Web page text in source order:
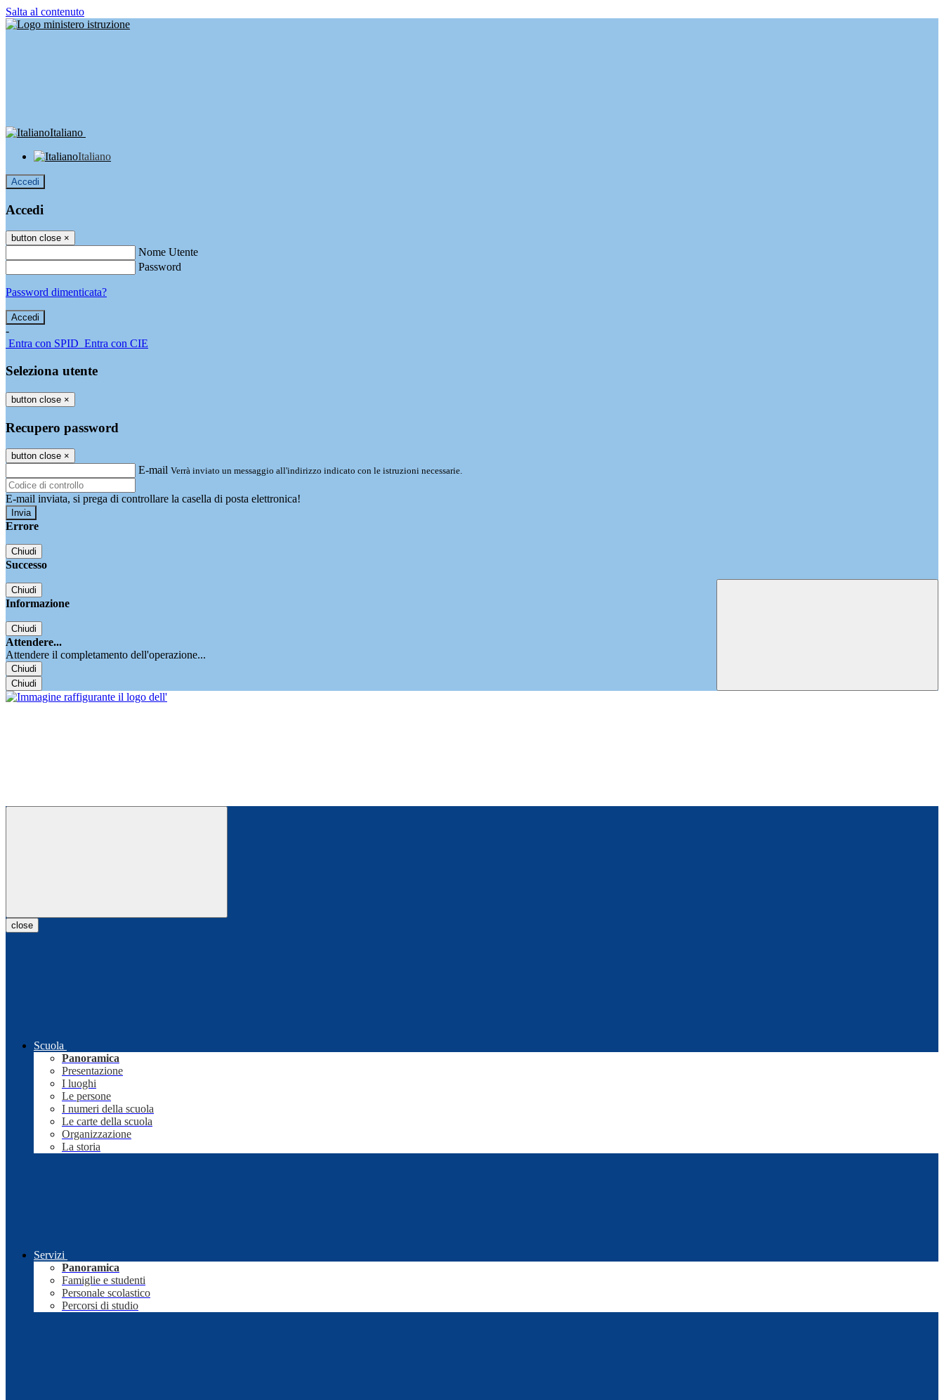
Salta al contenuto
Italiano
Italiano
Accedi
Accedi
button close ×
Nome Utente
Password
Password dimenticata?
-
Entra con SPID Entra con CIE
Seleziona utente
button close ×
Recupero password
button close ×
E-mail Verrà inviato un messaggio all'indirizzo indicato con le istruzioni necessarie.
E-mail inviata, si prega di controllare la casella di posta elettronica!
Errore
Chiudi
Successo
Chiudi
Informazione
Chiudi
Attendere...
Attendere il completamento dell'operazione...
Chiudi
Chiudi
close
Scuola
Panoramica
Presentazione
I luoghi
Le persone
I numeri della scuola
Le carte della scuola
Organizzazione
La storia
Servizi
Panoramica
Famiglie e studenti
Personale scolastico
Percorsi di studio